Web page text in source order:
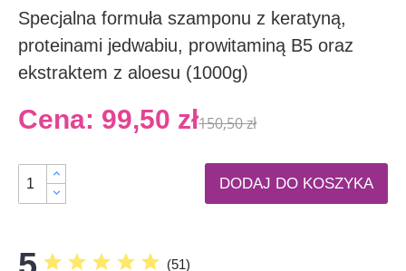
Specjalna formuła szamponu z keratyną,
proteinami jedwabiu, prowitaminą B5 oraz
ekstraktem z aloesu (1000g)
Cena: 99,50 zł150,50 zł
DODAJ DO KOSZYKA
star star star star star (51)